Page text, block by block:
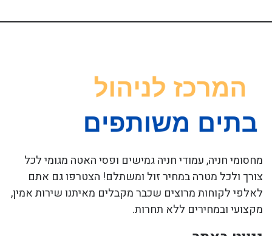
מחסומי חניה, עמודי חניה גמישים ופסי האטה מגומי לכל
צורך ולכל מטרה במחיר זול ומשתלם! הצטרפו גם אתם
לאלפי לקוחות מרוצים שכבר מקבלים מאיתנו שירות אמין,
מקצועי ובמחירים ללא תחרות.